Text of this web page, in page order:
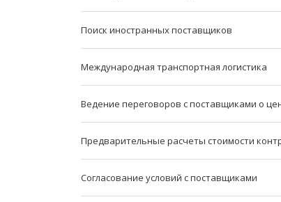
Поиск иностранных поставщиков
Международная транспортная логистика
Ведение переговоров с поставщиками о
Предварительные расчеты стоимости
Согласование условий с поставщиками